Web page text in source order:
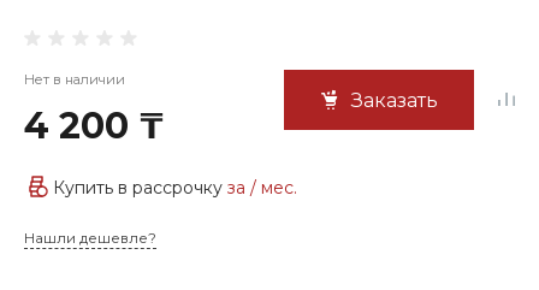
Нет в наличии
4 200 ₸
Заказать
Купить в рассрочку за / мес.
Нашли дешевле?